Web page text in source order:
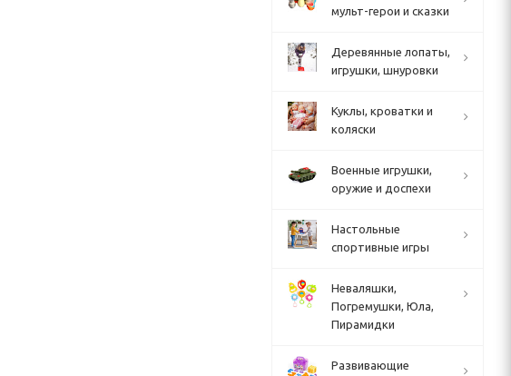
мульт-герои и сказки
Деревянные лопаты,
игрушки, шнуровки
Куклы, кроватки и
коляски
Военные игрушки,
оружие и доспехи
Настольные
спортивные игры
Неваляшки,
Погремушки, Юла,
Пирамидки
Развивающие